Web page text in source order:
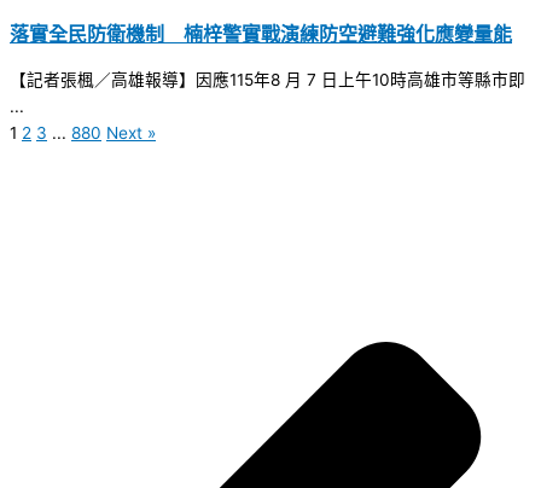
落實全民防衛機制 楠梓警實戰演練防空避難強化應變量能
【記者張楓／高雄報導】因應115年8 月 7 日上午10時高雄市等縣市即
...
1 2 3 ... 880 Next »